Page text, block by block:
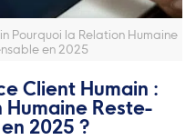
Pourquoi la Relation Humaine
en 2025
Client Humain :
Reste-
2025 ?